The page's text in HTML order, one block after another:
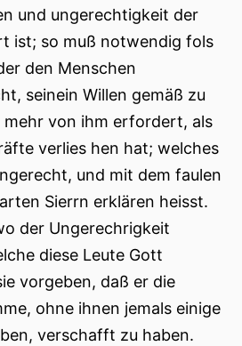
und ungerechtigkeit der
ist; so muß notwendig fols
den Menschen
seinein Willen gemäß zu
mehr von ihm erfordert, als
verlies hen hat; welches
und mit dem faulen
Sierrn erklären heisst.
der Ungerechrigkeit
diese Leute Gott
vorgeben, daß er die
ohne ihnen jemals einige
verschafft zu haben.